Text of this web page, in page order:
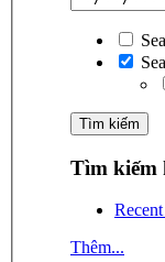
Tìm kiếm
Thêm...